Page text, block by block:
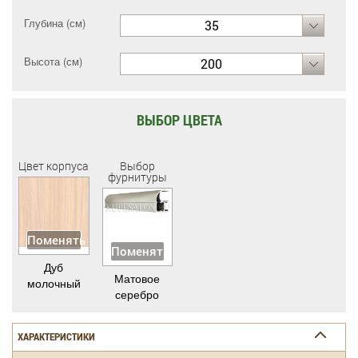
Глубина (см) 35
Высота (см) 200
ВЫБОР ЦВЕТА
Цвет корпуса
Поменять
Дуб
молочный
Выбор
фурнитуры
Поменять
Матовое
серебро
ХАРАКТЕРИСТИКИ